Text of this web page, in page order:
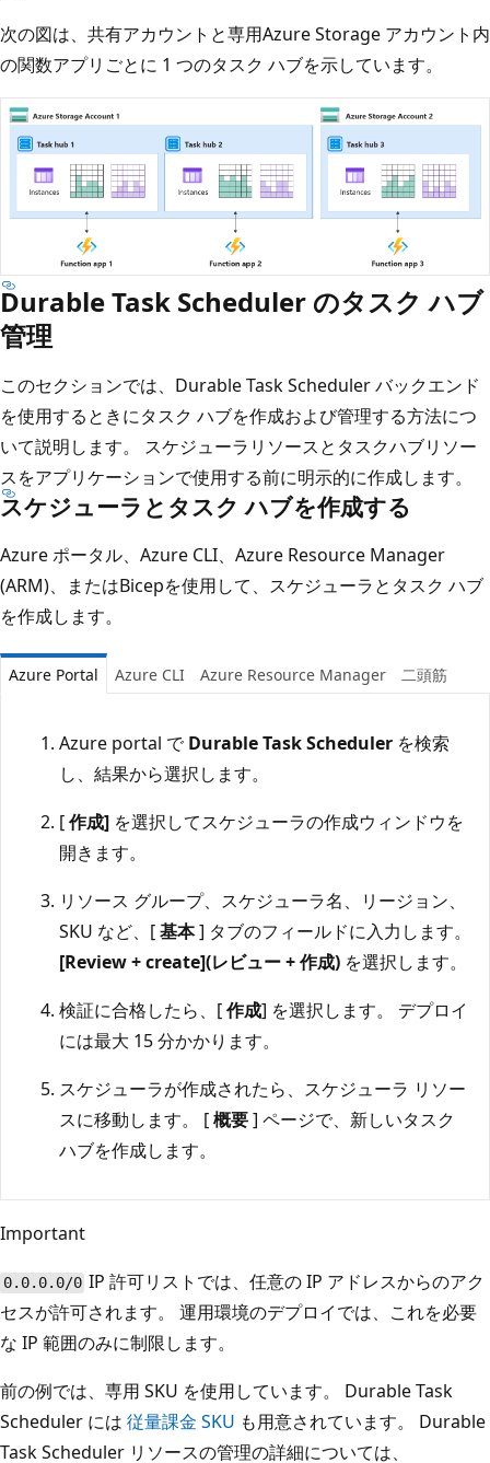
次の図は、共有アカウントと専用Azure Storage アカウント内
の関数アプリごとに 1 つのタスク ハブを示しています。
Durable Task Scheduler のタスク ハブ
管理
このセクションでは、Durable Task Scheduler バックエンド
を使用するときにタスク ハブを作成および管理する方法につ
いて説明します。 スケジューラリソースとタスクハブリソー
スをアプリケーションで使用する前に明示的に作成します。
スケジューラとタスク ハブを作成する
Azure ポータル、Azure CLI、Azure Resource Manager
(ARM)、またはBicepを使用して、スケジューラとタスク ハブ
を作成します。
Azure Portal Azure CLI Azure Resource Manager 二頭筋
Azure portal でDurable Task Scheduler を検索
し、結果から選択します。
[作成] を選択してスケジューラの作成ウィンドウを
開きます。
リソース グループ、スケジューラ名、リージョン、
SKU など、[基本] タブのフィールドに入力します。
[Review + create](レビュー + 作成) を選択します。
検証に合格したら、[作成] を選択します。 デプロイ
には最大 15 分かかります。
スケジューラが作成されたら、スケジューラ リソー
スに移動します。 [概要] ページで、新しいタスク
ハブを作成します。
Important
0.0.0.0/0 IP 許可リストでは、任意の IP アドレスからのアク
セスが許可されます。 運用環境のデプロイでは、これを必要
な IP 範囲のみに制限します。
前の例では、専用 SKU を使用しています。 Durable Task
Scheduler には 従量課金 SKU も用意されています。 Durable
Task Scheduler リソースの管理の詳細については、